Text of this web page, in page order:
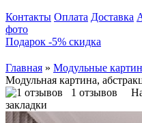
Контакты Оплата Доставка
фото
Подарок -5% скидка
Главная » Модульные
Модульная картина,
1 отзывов
закладки